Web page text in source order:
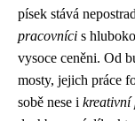
písek stává
pracovníci s
vysoce ceněni. Od
mosty, jejich práce
sobě nese i kreativní